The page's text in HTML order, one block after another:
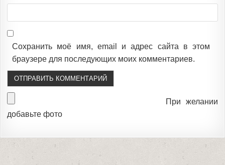
Сохранить моё имя, email и адрес сайта в этом
браузере для последующих моих комментариев.
При желании
добавьте фото